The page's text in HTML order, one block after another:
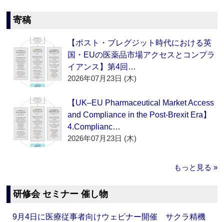
寄稿
【ポスト・ブレグジット時代における英
国・EUの医薬品市場アクセスとコンプラ
イアンス】第4回…
2026年07月23日 (木)
【UK–EU Pharmaceutical Market Access
and Compliance in the Post-Brexit Era】
4.Complianc…
2026年07月23日 (木)
もっと見る »
研修会 セミナー 催し物
9月4日に医療従事者向けウェビナー開催 サクラ精機